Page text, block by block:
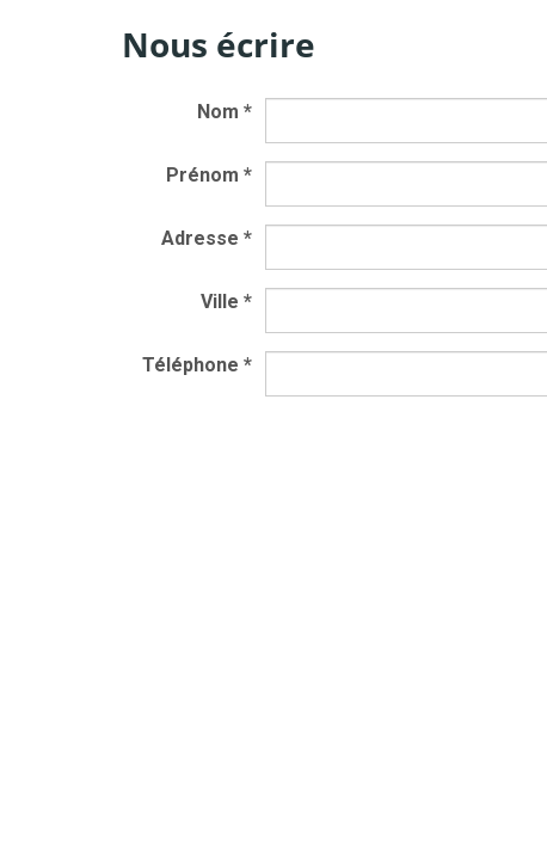
Nous écrire
Nom*
Prénom*
Adresse*
Ville*
Téléphone*